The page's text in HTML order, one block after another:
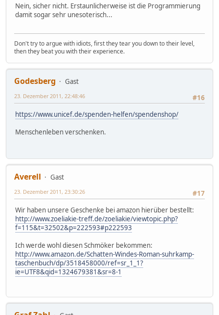
Nein, sicher nicht. Erstaunlicherweise ist die Programmierung
damit sogar sehr unesoterisch...
Don't try to argue with idiots, first they tear you down to their level,
then they beat you with their experience.
Godesberg
Gast
#16
23. Dezember 2011, 22:48:46
https://www.unicef.de/spenden-helfen/spendenshop/
Menschenleben verschenken.
Averell
Gast
#17
23. Dezember 2011, 23:30:26
Wir haben unsere Geschenke bei amazon hierüber bestellt:
http://www.zoeliakie-treff.de/zoeliakie/viewtopic.php?
f=115&t=32502&p=222593#p222593
Ich werde wohl diesen Schmöker bekommen:
http://www.amazon.de/Schatten-Windes-Roman-suhrkamp-
taschenbuch/dp/3518458000/ref=sr_1_1?
ie=UTF8&qid=1324679381&sr=8-1